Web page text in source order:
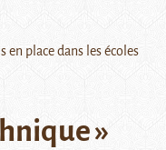
en place dans les écoles
»